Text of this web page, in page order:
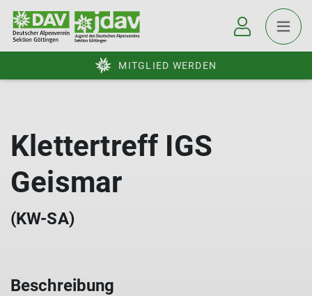
MITGLIED WERDEN
Klettertreff IGS
Geismar
(KW-SA)
Beschreibung